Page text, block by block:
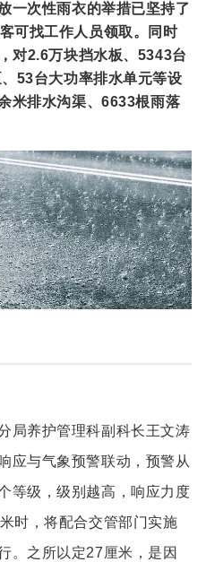
一次性雨衣的举措已坚持了
可找工作人员领取。同时
对2.6万块挡水板、5343台
53台大功率排水单元等设
米排水沟渠、6633根雨落
局养护管理科副科长王文涛
应与气象预警联动，预警从
等级，级别越高，响应力度
时，将配合交管部门实施
。之所以定27厘米，是因